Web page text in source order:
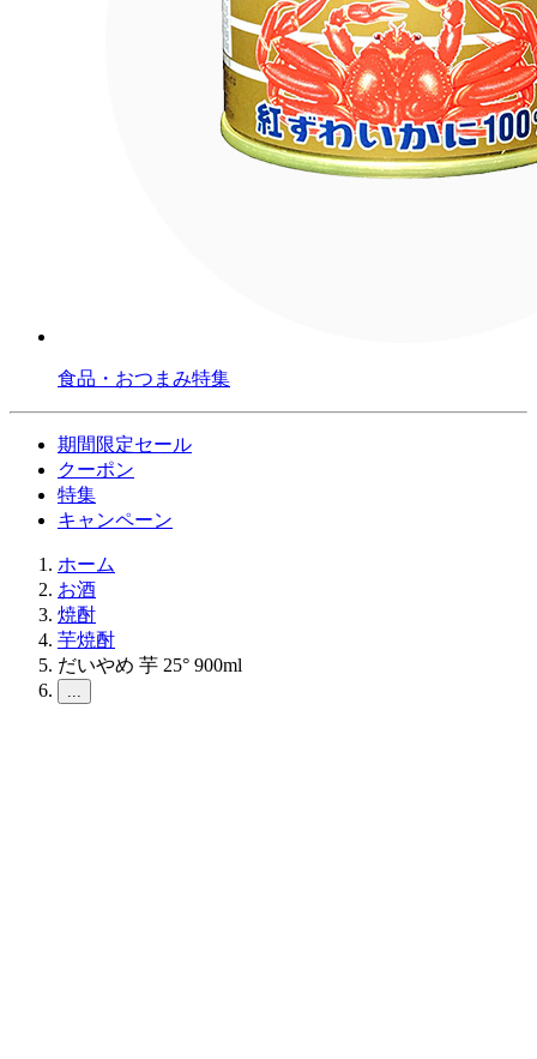
食品・おつまみ特集
期間限定セール
クーポン
特集
キャンペーン
ホーム
お酒
焼酎
芋焼酎
だいやめ 芋 25° 900ml
...